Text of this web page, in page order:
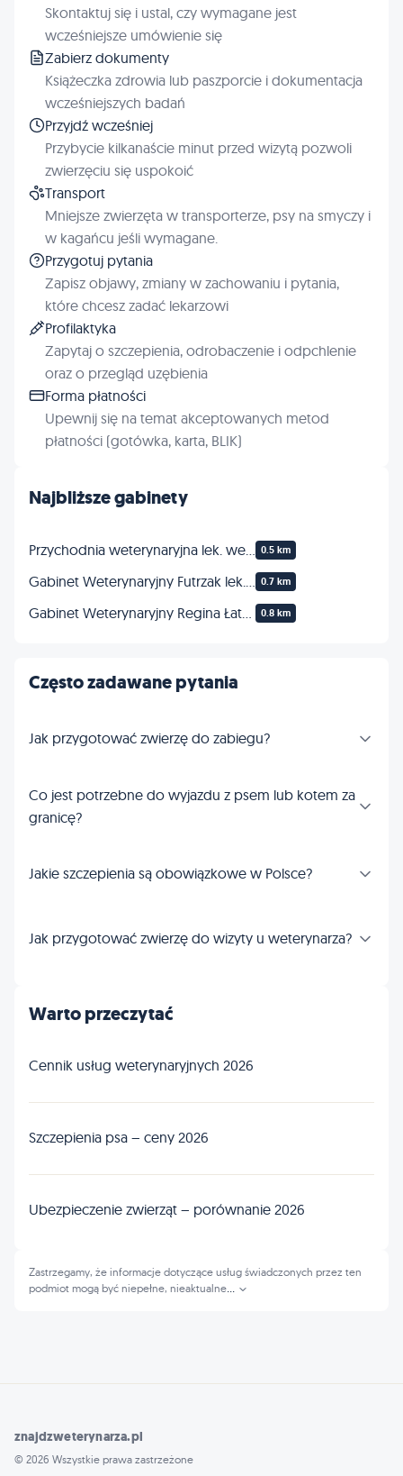
Najbliższe gabinety
0.5 km
0.7 km
0.8 km
Często zadawane pytania
Jak przygotować zwierzę do zabiegu?
Co jest potrzebne do wyjazdu z psem lub kotem za
granicę?
Jakie szczepienia są obowiązkowe w Polsce?
Jak przygotować zwierzę do wizyty u weterynarza?
Skontaktuj się i ustal, czy wymagane jest
wcześniejsze umówienie się
Zabierz dokumenty
Książeczka zdrowia lub paszporcie i dokumentacja
wcześniejszych badań
Przyjdź wcześniej
Przybycie kilkanaście minut przed wizytą pozwoli
zwierzęciu się uspokoić
Transport
Mniejsze zwierzęta w transporterze, psy na smyczy i
w kagańcu jeśli wymagane.
Przygotuj pytania
Zapisz objawy, zmiany w zachowaniu i pytania,
które chcesz zadać lekarzowi
Profilaktyka
Zapytaj o szczepienia, odrobaczenie i odpchlenie
oraz o przegląd uzębienia
Forma płatności
Upewnij się na temat akceptowanych metod
płatności (gotówka, karta, BLIK)
Warto przeczytać
Cennik usług weterynaryjnych 2026
Szczepienia psa – ceny 2026
Ubezpieczenie zwierząt – porównanie 2026
Zastrzegamy, że informacje dotyczące usług świadczonych przez ten
podmiot mogą być niepełne, nieaktualne
znajdzweterynarza.pl
© 2026 Wszystkie prawa zastrzeżone